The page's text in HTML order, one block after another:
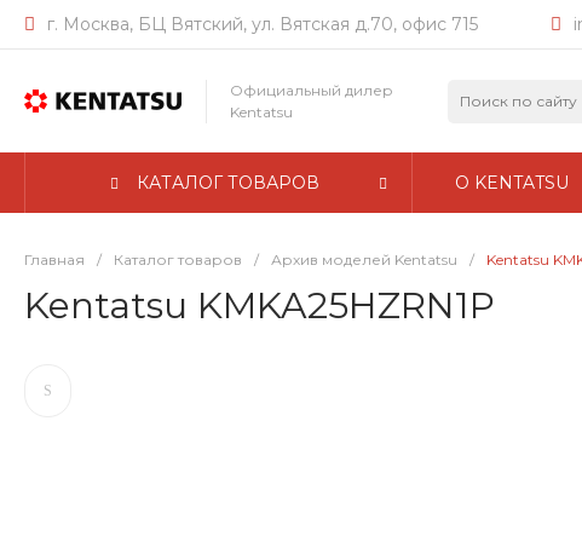
г. Москва, БЦ Вятский, ул. Вятская д.70, офис 715
Официальный дилер
Kentatsu
КАТАЛОГ ТОВАРОВ О KENTATSU
Главная / Каталог товаров / Архив моделей Kentatsu / Kentatsu
Kentatsu KMKA25HZRN1P